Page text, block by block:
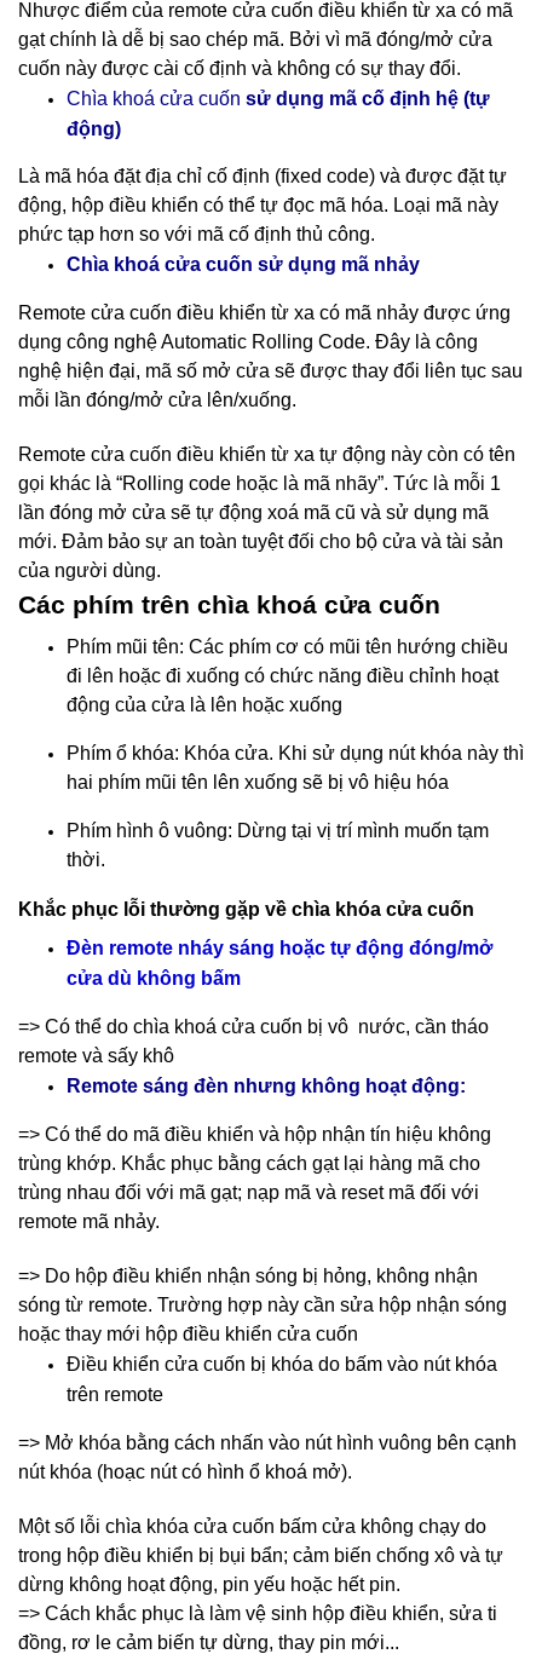
Nhược điểm của remote cửa cuốn điều khiển từ xa có mã
gạt chính là dễ bị sao chép mã. Bởi vì mã đóng/mở cửa
cuốn này được cài cố định và không có sự thay đổi.
Chìa khoá cửa cuốn sử dụng mã cố định hệ (tự
động)
Là mã hóa đặt địa chỉ cố định (fixed code) và được đặt tự
động, hộp điều khiển có thể tự đọc mã hóa. Loại mã này
phức tạp hơn so với mã cố định thủ công.
Chìa khoá cửa cuốn sử dụng mã nhảy
Remote cửa cuốn điều khiển từ xa có mã nhảy được ứng
dụng công nghệ Automatic Rolling Code. Đây là công
nghệ hiện đại, mã số mở cửa sẽ được thay đổi liên tục sau
mỗi lần đóng/mở cửa lên/xuống.
Remote cửa cuốn điều khiển từ xa tự động này còn có tên
gọi khác là “Rolling code hoặc là mã nhãy”. Tức là mỗi 1
lần đóng mở cửa sẽ tự động xoá mã cũ và sử dụng mã
mới. Đảm bảo sự an toàn tuyệt đối cho bộ cửa và tài sản
của người dùng.
Các phím trên chìa khoá cửa cuốn
Phím mũi tên: Các phím cơ có mũi tên hướng chiều
đi lên hoặc đi xuống có chức năng điều chỉnh hoạt
động của cửa là lên hoặc xuống
Phím ổ khóa: Khóa cửa. Khi sử dụng nút khóa này thì
hai phím mũi tên lên xuống sẽ bị vô hiệu hóa
Phím hình ô vuông: Dừng tại vị trí mình muốn tạm
thời.
Khắc phục lỗi thường gặp về chìa khóa cửa cuốn
Đèn remote nháy sáng hoặc tự động đóng/mở
cửa dù không bấm
=> Có thể do chìa khoá cửa cuốn bị vô nước, cần tháo
remote và sấy khô
Remote sáng đèn nhưng không hoạt động:
=> Có thể do mã điều khiển và hộp nhận tín hiệu không
trùng khớp. Khắc phục bằng cách gạt lại hàng mã cho
trùng nhau đối với mã gạt; nạp mã và reset mã đối với
remote mã nhảy.
=> Do hộp điều khiển nhận sóng bị hỏng, không nhận
sóng từ remote. Trường hợp này cần sửa hộp nhận sóng
hoặc thay mới hộp điều khiển cửa cuốn
Điều khiển cửa cuốn bị khóa do bấm vào nút khóa
trên remote
=> Mở khóa bằng cách nhấn vào nút hình vuông bên cạnh
nút khóa (hoạc nút có hình ổ khoá mở).
Một số lỗi chìa khóa cửa cuốn bấm cửa không chạy do
trong hộp điều khiển bị bụi bẩn; cảm biến chống xô và tự
dừng không hoạt động, pin yếu hoặc hết pin.
=> Cách khắc phục là làm vệ sinh hộp điều khiển, sửa ti
đồng, rơ le cảm biến tự dừng, thay pin mới...